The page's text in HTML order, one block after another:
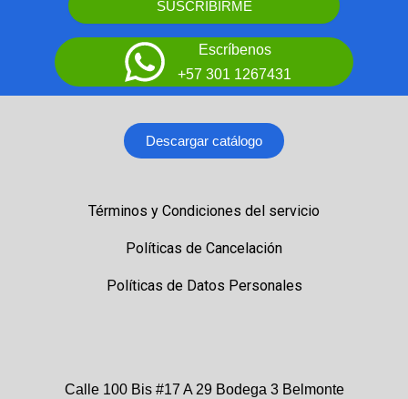
SUSCRIBIRME
Escríbenos
+57 301 1267431
Descargar catálogo
Términos y Condiciones del servicio
Políticas de Cancelación
Políticas de Datos Personales
Calle 100 Bis #17 A 29 Bodega 3 Belmonte